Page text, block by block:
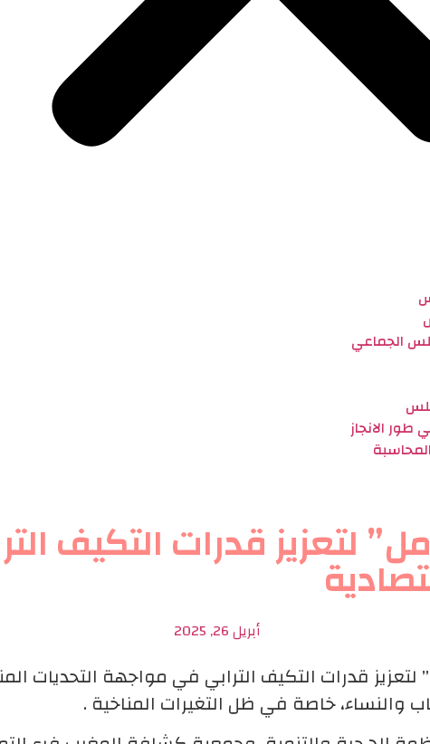
الجماعي
طور الانجاز
لتعزيز قدرات التكيف
أبريل 26, 2025
قدرات التكيف الترابي في مواجهة التحديات
والنساء، خاصة في ظل التغيرات المناخية .